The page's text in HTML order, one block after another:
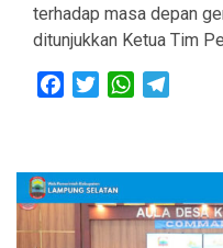
terhadap masa depan
ditunjukkan Ketua Tim
FacebookTwitterWhatsApp